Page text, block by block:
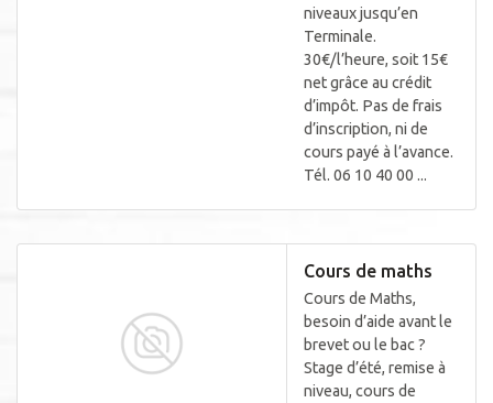
niveaux jusqu’en
Terminale.
30€/l’heure, soit 15€
net grâce au crédit
d’impôt. Pas de frais
d’inscription, ni de
cours payé à l’avance.
Tél. 06 10 40 00 ...
Cours de maths
Cours de Maths,
besoin d’aide avant le
brevet ou le bac ?
Stage d’été, remise à
niveau, cours de